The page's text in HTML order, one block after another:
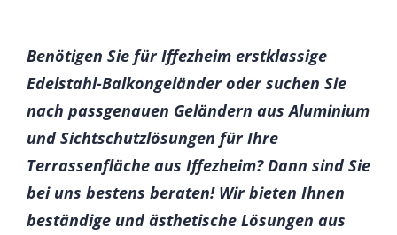
Benötigen Sie für Iffezheim erstklassige
Edelstahl-Balkongeländer oder suchen Sie
nach passgenauen Geländern aus Aluminium
und Sichtschutzlösungen für Ihre
Terrassenfläche aus Iffezheim? Dann sind Sie
bei uns bestens beraten! Wir bieten Ihnen
beständige und ästhetische Lösungen aus